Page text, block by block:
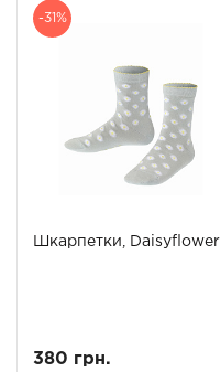
-31%
Шкарпетки, Daisyflower
380 грн.